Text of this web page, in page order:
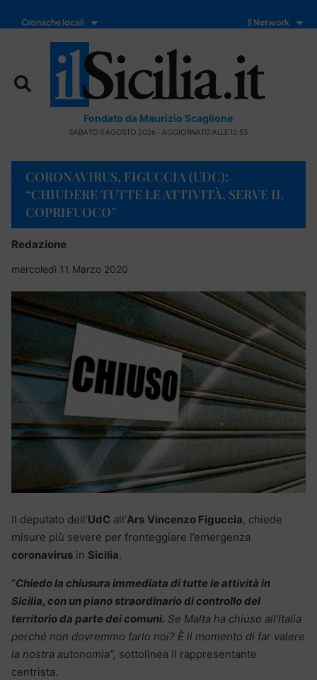
Cronache locali Il Network
Fondato da Maurizio Scaglione
SABATO 8 AGOSTO 2026 - AGGIORNATO ALLE 12:53
CORONAVIRUS, FIGUCCIA (UDC):
“CHIUDERE TUTTE LE ATTIVITÀ, SERVE IL
COPRIFUOCO”
Redazione
mercoledì 11 Marzo 2020
Il deputato dell’UdC all’Ars Vincenzo Figuccia, chiede
misure più severe per fronteggiare l’emergenza
coronavirus in Sicilia.
“Chiedo la chiusura immediata di tutte le attività in
Sicilia, con un piano straordinario di controllo del
territorio da parte dei comuni. Se Malta ha chiuso all’Italia
perché non dovremmo farlo noi? È il momento di far valere
la nostra autonomia”, sottolinea il rappresentante
centrista.